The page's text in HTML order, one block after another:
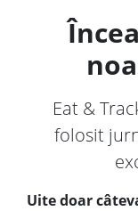
Eat &
folosit
Uite doar